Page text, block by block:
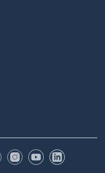
FacebookInstagram
YouTubeLinkedIn